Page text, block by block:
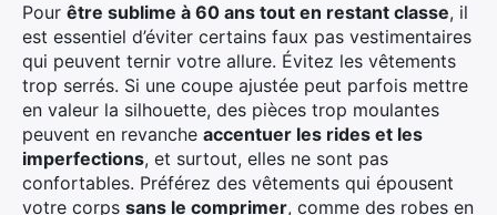
Pour être sublime à 60 ans tout en restant classe, il
est essentiel d’éviter certains faux pas vestimentaires
qui peuvent ternir votre allure. Évitez les vêtements
trop serrés. Si une coupe ajustée peut parfois mettre
en valeur la silhouette, des pièces trop moulantes
peuvent en revanche accentuer les rides et les
imperfections, et surtout, elles ne sont pas
confortables. Préférez des vêtements qui épousent
votre corps sans le comprimer, comme des robes en